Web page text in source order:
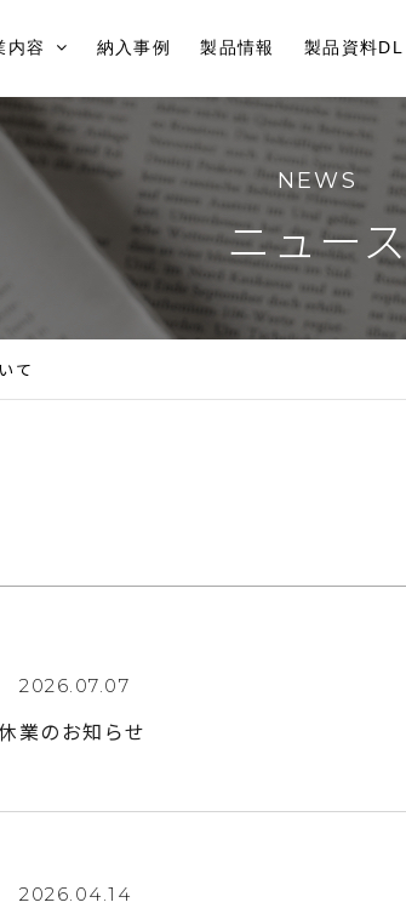
内容 納入事例 製品情報 製品資料DL
NEWS
ニュース
て
2026.07.07
業のお知らせ
2026.04.14